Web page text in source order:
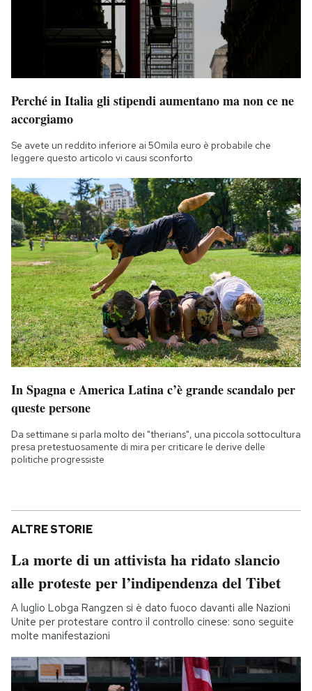
Perché in Italia gli stipendi aumentano ma non ce ne
accorgiamo
Se avete un reddito inferiore ai 50mila euro è probabile che
leggere questo articolo vi causi sconforto
In Spagna e America Latina c’è grande scandalo per
queste persone
Da settimane si parla molto dei "therians", una piccola sottocultura
presa pretestuosamente di mira per criticare le derive delle
politiche progressiste
ALTRE STORIE
La morte di un attivista ha ridato slancio
alle proteste per l’indipendenza del Tibet
A luglio Lobga Rangzen si è dato fuoco davanti alle Nazioni
Unite per protestare contro il controllo cinese: sono seguite
molte manifestazioni